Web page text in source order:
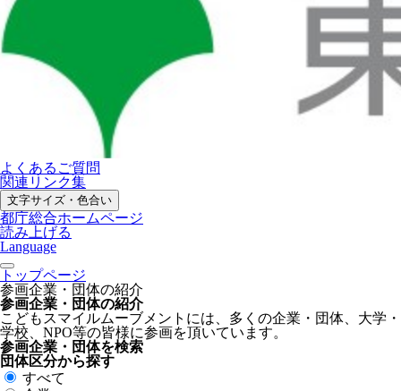
よくあるご質問
関連リンク集
文字サイズ・色合い
都庁総合ホームページ
読み上げる
Language
トップページ
参画企業・団体の紹介
参画企業・団体の紹介
こどもスマイルムーブメントには、多くの企業・団体、大学・
学校、NPO等の皆様に参画を頂いています。
参画企業・団体を検索
団体区分から探す
すべて